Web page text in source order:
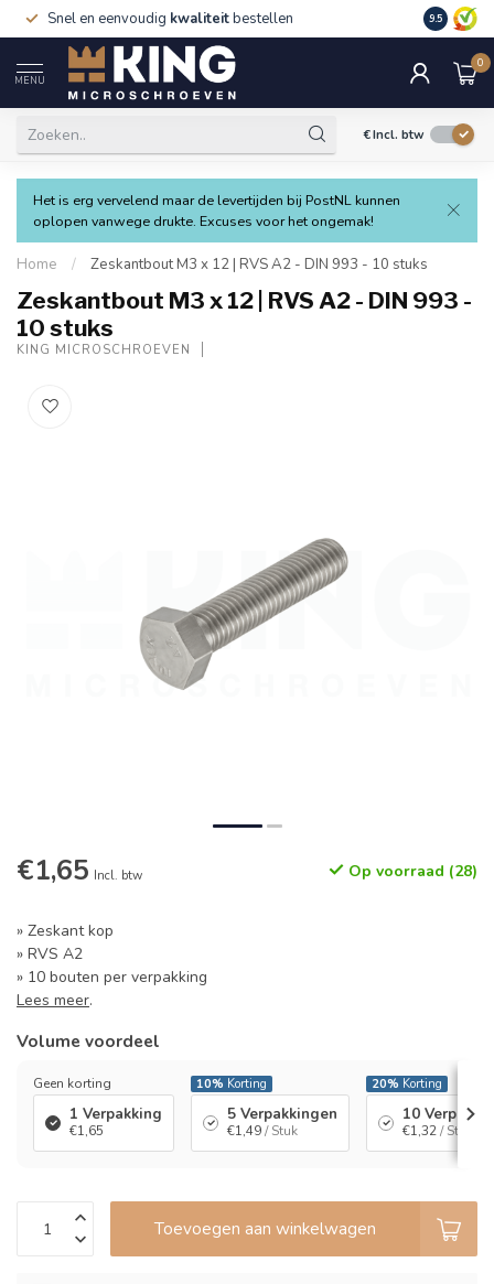
Snel en eenvoudig kwaliteitbestellen 9.5
MENU
0
€Incl. btw
Het is erg vervelend maar de levertijden bij PostNL kunnen
oplopen vanwege drukte. Excuses voor het ongemak!
Home / Zeskantbout M3 x 12 | RVS A2 - DIN 993 - 10 stuks
Zeskantbout M3 x 12 | RVS A2 - DIN 993 -
10 stuks
KING MICROSCHROEVEN
€1,65 Incl. btw Op voorraad (28)
» Zeskant kop
» RVS A2
» 10 bouten per verpakking
Lees meer.
Volume voordeel
Geen korting
1 Verpakking
€1,65
10% Korting
5 Verpakkingen
€1,49/ Stuk
20% Korting
10
€1,32/ Stuk
Toevoegen aan winkelwagen